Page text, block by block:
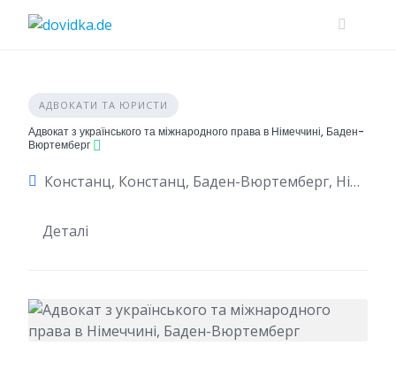
АДВОКАТИ ТА ЮРИСТИ
Адвокат з українського та міжнародного права в Німеччині, Баден-
Вюртемберг
Констанц, Констанц, Баден-Вюртемберг, Німеччина
Деталі